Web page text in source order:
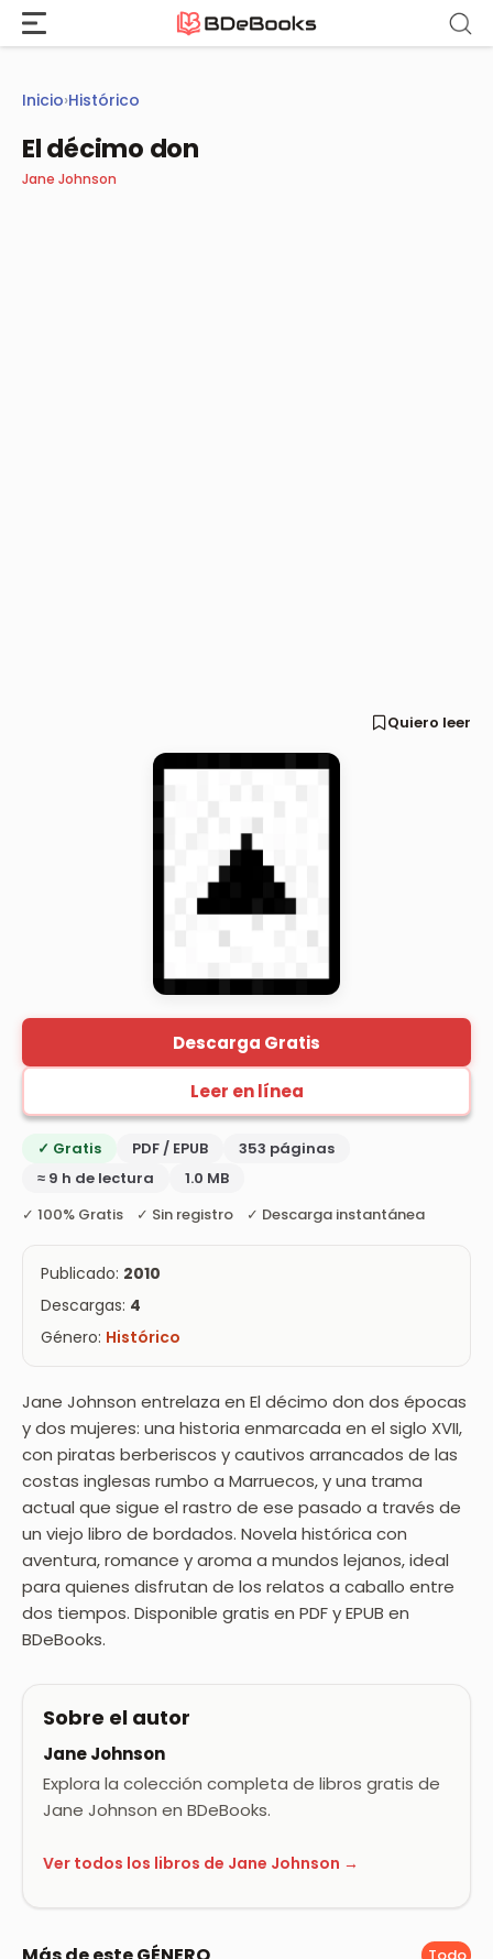
Saltar
contenido
Inicio›Histórico
El décimo don
Jane Johnson
Quiero leer
Descarga Gratis
Leer en línea
✓ Gratis PDF / EPUB
353 páginas
≈ 9 h de lectura
1.0 MB
✓ 100% Gratis ✓ Sin registro ✓ Descarga instantánea
Publicado: 2010
Descargas: 4
Género: Histórico
Jane Johnson entrelaza en El décimo don dos épocas
y dos mujeres: una historia enmarcada en el siglo XVII,
con piratas berberiscos y cautivos arrancados de las
costas inglesas rumbo a Marruecos, y una trama
actual que sigue el rastro de ese pasado a través de
un viejo libro de bordados. Novela histórica con
aventura, romance y aroma a mundos lejanos, ideal
para quienes disfrutan de los relatos a caballo entre
dos tiempos. Disponible gratis en PDF y EPUB en
BDeBooks.
Sobre el autor
Jane Johnson
Explora la colección completa de libros gratis de
Jane Johnson en BDeBooks.
Ver todos los libros de Jane Johnson →